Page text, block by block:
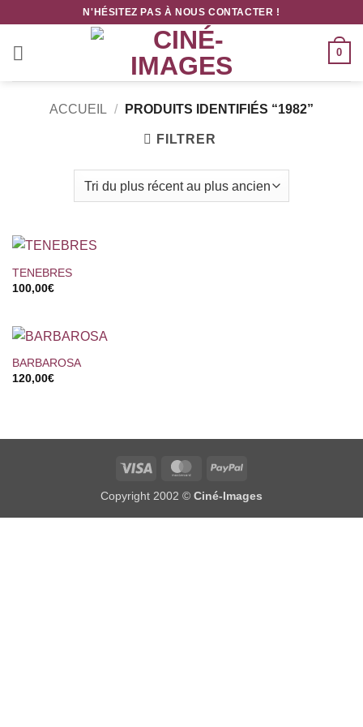
contenu
N'HÉSITEZ PAS À NOUS CONTACTER !
0
ACCUEIL / PRODUITS IDENTIFIÉS “1982”
FILTRER
TENEBRES
100,00€
BARBAROSA
120,00€
Visa MasterCardPayPal
Copyright 2002 © Ciné-Images